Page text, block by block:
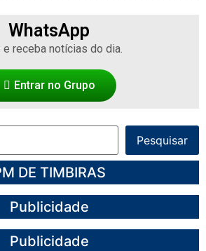
WhatsApp
e receba notícias do dia.
Entrar no Grupo
Pesquisar
DE TIMBIRAS
Publicidade
Publicidade